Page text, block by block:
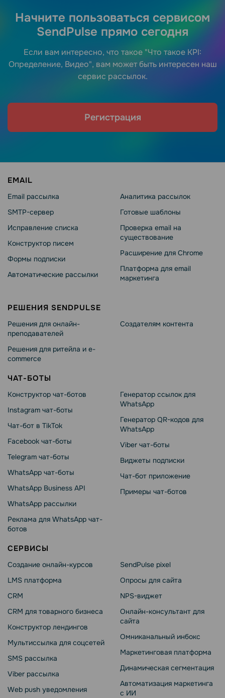
Начните пользоваться сервисом
SendPulse прямо сегодня
Если вам интересно, что такое "Что такое KPI:
Определение, Видео", вам может быть интересен наш
сервис рассылок.
Регистрация
EMAIL
Email рассылка
SMTP-сервер
Исправление списка
Конструктор писем
Формы подписки
Автоматические рассылки
Аналитика рассылок
Готовые шаблоны
Проверка email на
существование
Расширение для Chrome
Платформа для email
маркетинга
РЕШЕНИЯ SENDPULSE
Решения для онлайн-
преподавателей
Решения для ритейла и e-
commerce
Создателям контента
ЧАТ-БОТЫ
Конструктор чат-ботов
Instagram чат-боты
Чат-бот в TikTok
Facebook чат-боты
Telegram чат-боты
WhatsApp чат-боты
WhatsApp Business API
WhatsApp рассылки
Реклама для WhatsApp чат-
ботов
Генератор ссылок для
WhatsApp
Генератор QR-кодов для
WhatsApp
Viber чат-боты
Виджеты подписки
Чат-бот приложение
Примеры чат-ботов
СЕРВИСЫ
Создание онлайн-курсов
LMS платформа
CRM
CRM для товарного бизнеса
Конструктор лендингов
Мультиссылка для соцсетей
SMS рассылка
Viber рассылка
Web push уведомления
SendPulse pixel
Опросы для сайта
NPS-виджет
Онлайн-консультант для
сайта
Омниканальный инбокс
Маркетинговая платформа
Динамическая сегментация
Автоматизация маркетинга
с ИИ